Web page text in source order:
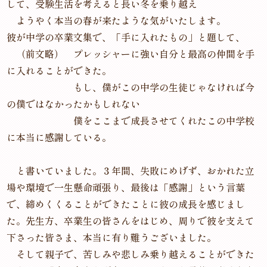
して、受験生活を考えると長い冬を乗り越え
ようやく本当の春が来たような気がいたします。
彼が中学の卒業文集で、「手に入れたもの」と題して、
（前文略） プレッシャーに強い自分と最高の仲間を手
に入れることができた。
もし、僕がこの中学の生徒じゃなければ今
の僕ではなかったかもしれない
僕をここまで成長させてくれたこの中学校
に本当に感謝している。
と書いていました。３年間、失敗にめげず、おかれた立
場や環境で一生懸命頑張り、最後は「感謝」という言葉
で、締めくくることができたことに彼の成長を感じまし
た。先生方、卒業生の皆さんをはじめ、周りで彼を支えて
下さった皆さま、本当に有り難うございました。
そして親子で、苦しみや悲しみ乗り越えることができた